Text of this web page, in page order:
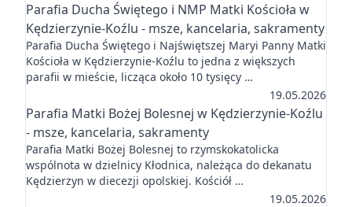
Parafia Ducha Świętego i NMP Matki Kościoła w
Kędzierzynie-Koźlu - msze, kancelaria, sakramenty
Parafia Ducha Świętego i Najświętszej Maryi Panny Matki
Kościoła w Kędzierzynie-Koźlu to jedna z większych
parafii w mieście, licząca około 10 tysięcy …
19.05.2026
Parafia Matki Bożej Bolesnej w Kędzierzynie-Koźlu
- msze, kancelaria, sakramenty
Parafia Matki Bożej Bolesnej to rzymskokatolicka
wspólnota w dzielnicy Kłodnica, należąca do dekanatu
Kędzierzyn w diecezji opolskiej. Kościół …
19.05.2026